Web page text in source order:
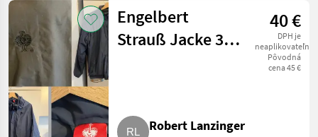
Engelbert
Strauß Jacke 3 in
40 €
DPH je
neaplikovateľné
Pôvodná
cena 45 €
Robert Lanzinger